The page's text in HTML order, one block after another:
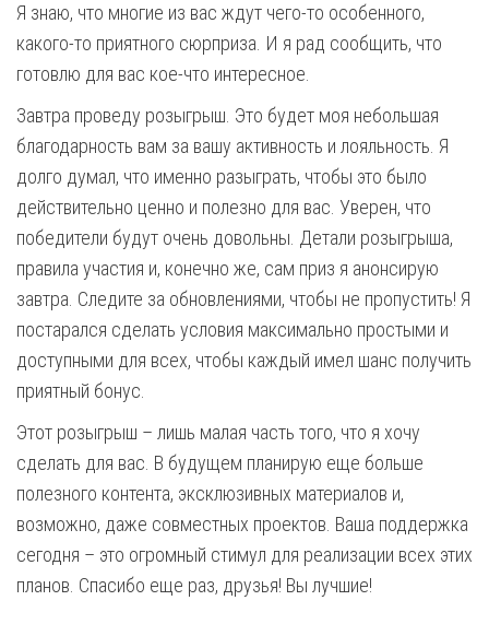
Я знаю, что многие из вас ждут чего-то особенного,
какого-то приятного сюрприза. И я рад сообщить, что
готовлю для вас кое-что интересное.
Завтра проведу розыгрыш. Это будет моя небольшая
благодарность вам за вашу активность и лояльность. Я
долго думал, что именно разыграть, чтобы это было
действительно ценно и полезно для вас. Уверен, что
победители будут очень довольны. Детали розыгрыша,
правила участия и, конечно же, сам приз я анонсирую
завтра. Следите за обновлениями, чтобы не пропустить! Я
постарался сделать условия максимально простыми и
доступными для всех, чтобы каждый имел шанс получить
приятный бонус.
Этот розыгрыш – лишь малая часть того, что я хочу
сделать для вас. В будущем планирую еще больше
полезного контента, эксклюзивных материалов и,
возможно, даже совместных проектов. Ваша поддержка
сегодня – это огромный стимул для реализации всех этих
планов. Спасибо еще раз, друзья! Вы лучшие!